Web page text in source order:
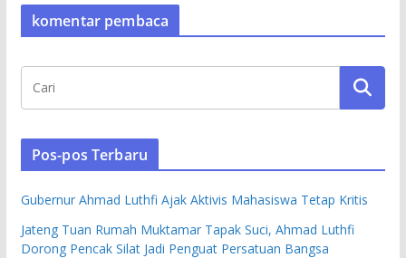
komentar pembaca
Pos-pos Terbaru
Gubernur Ahmad Luthfi Ajak Aktivis Mahasiswa Tetap Kritis
Jateng Tuan Rumah Muktamar Tapak Suci, Ahmad Luthfi
Dorong Pencak Silat Jadi Penguat Persatuan Bangsa